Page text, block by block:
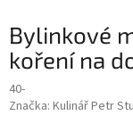
Bylinkové
koření na
40-
Značka: Kulinář Petr